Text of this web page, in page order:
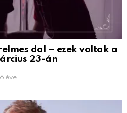
dal – ezek voltak a
23-án
6 éve